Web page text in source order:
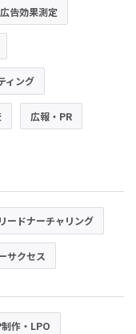
告効果測定
ィング
広報・PR
リードナーチャリング
サクセス
作・LPO